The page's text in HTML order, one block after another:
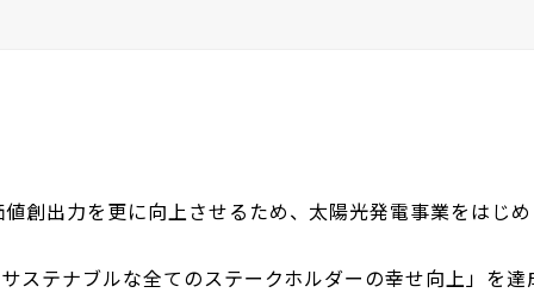
出力を更に向上させるため、太陽光発電事業をは
ナブルな全てのステークホルダーの幸せ向上」